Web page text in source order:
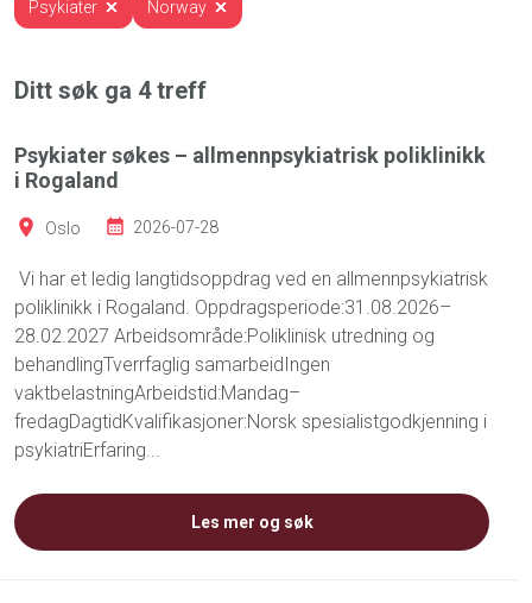
Psykiater Norway
Ditt søk ga 4treff
Psykiater søkes – allmennpsykiatrisk poliklinikk
i Rogaland
Oslo 2026-07-28
Vi har et ledig langtidsoppdrag ved en allmennpsykiatrisk
poliklinikk i Rogaland. Oppdragsperiode:31.08.2026–
28.02.2027 Arbeidsområde:Poliklinisk utredning og
behandlingTverrfaglig samarbeidIngen
vaktbelastningArbeidstid:Mandag–
fredagDagtidKvalifikasjoner:Norsk spesialistgodkjenning i
psykiatriErfaring...
Les mer og søk